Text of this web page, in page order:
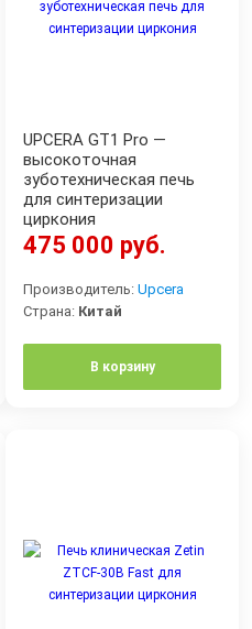
UPCERA GT1 Pro —
высокоточная
зуботехническая печь
для синтеризации
циркония
475 000 руб.
Производитель: Upcera
Страна: Китай
В корзину